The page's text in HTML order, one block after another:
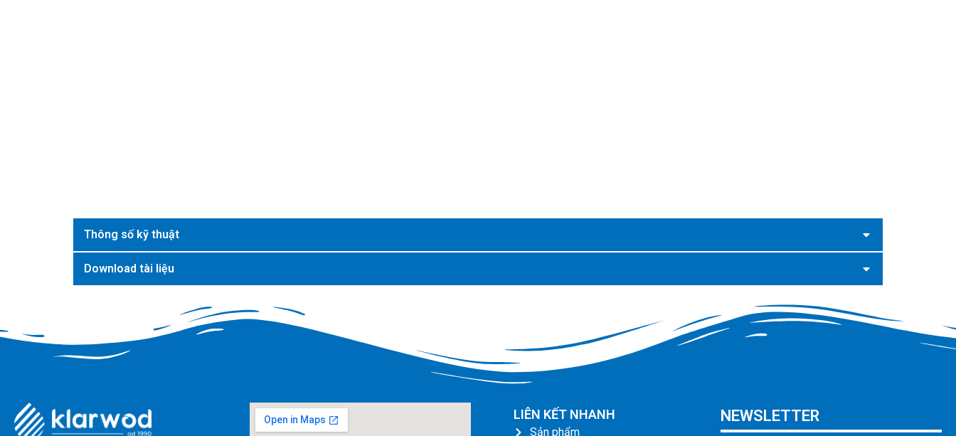
Thông số kỹ thuật
Download tài liệu
LIÊN KẾT NHANH
Sản phẩm
NEWSLETTER